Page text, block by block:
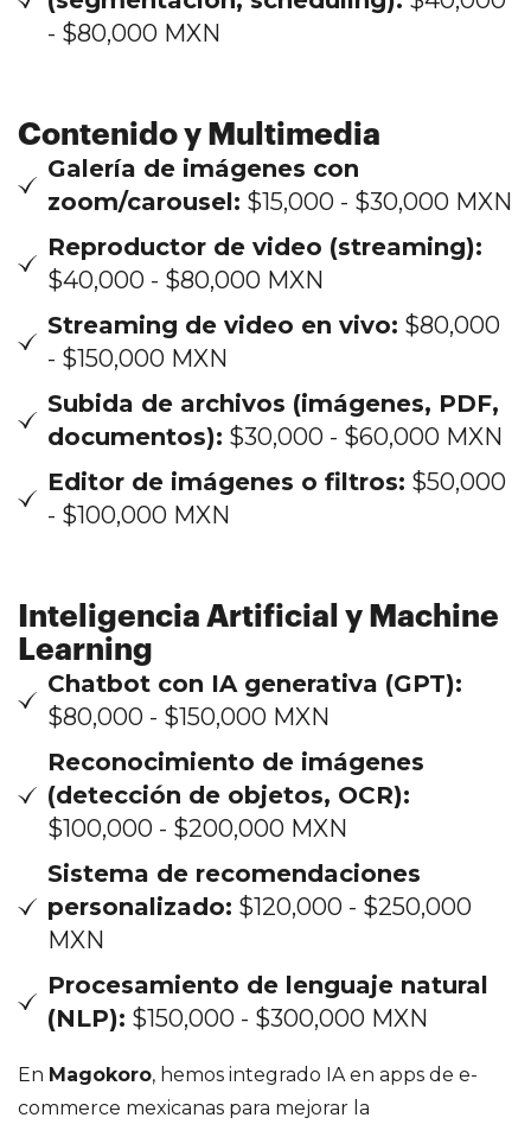
- $80,000 MXN
Contenido y Multimedia
Galería de imágenes con
zoom/carousel: $15,000 - $30,000 MXN
Reproductor de video (streaming):
$40,000 - $80,000 MXN
Streaming de video en vivo: $80,000
- $150,000 MXN
Subida de archivos (imágenes, PDF,
documentos): $30,000 - $60,000 MXN
Editor de imágenes o filtros: $50,000
- $100,000 MXN
Inteligencia Artificial y Machine
Learning
Chatbot con IA generativa (GPT):
$80,000 - $150,000 MXN
Reconocimiento de imágenes
(detección de objetos, OCR):
$100,000 - $200,000 MXN
Sistema de recomendaciones
personalizado: $120,000 - $250,000
MXN
Procesamiento de lenguaje natural
(NLP): $150,000 - $300,000 MXN
En Magokoro, hemos integrado IA en apps de e-
commerce mexicanas para mejorar la